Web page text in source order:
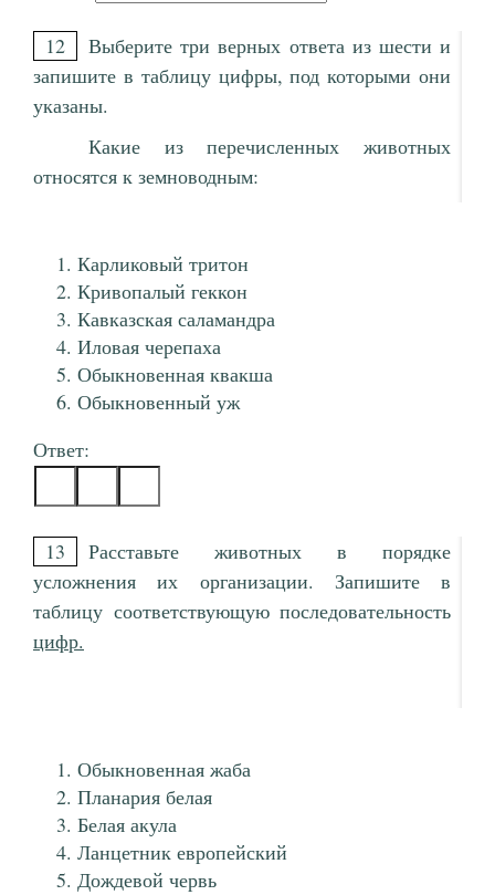
12
Выберите три верных ответа из шести и
запишите в таблицу цифры, под которыми они
указаны.
Какие из перечисленных животных
относятся к земноводным:
Карликовый тритон
Кривопалый геккон
Кавказская саламандра
Иловая черепаха
Обыкновенная квакша
Обыкновенный уж
Ответ:
13
Расставьте животных в порядке
усложнения их организации. Запишите в
таблицу соответствующую последовательность
цифр.
Обыкновенная жаба
Планария белая
Белая акула
Ланцетник европейский
Дождевой червь